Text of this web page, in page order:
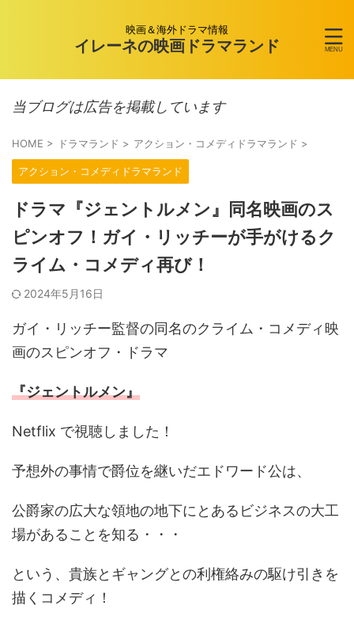
映画＆海外ドラマ情報
イレーネの映画ドラマランド
当ブログは広告を掲載しています
HOME > ドラマランド > アクション・コメディドラマランド >
アクション・コメディドラマランド
ドラマ『ジェントルメン』同名映画のス
ピンオフ！ガイ・リッチーが手がけるク
ライム・コメディ再び！
2024年5月16日
ガイ・リッチー監督の同名のクライム・コメディ映
画のスピンオフ・ドラマ
『ジェントルメン』
Netflix で視聴しました！
予想外の事情で爵位を継いだエドワード公は、
公爵家の広大な領地の地下にとあるビジネスの大工
場があることを知る・・・
という、貴族とギャングとの利権絡みの駆け引きを
描くコメディ！